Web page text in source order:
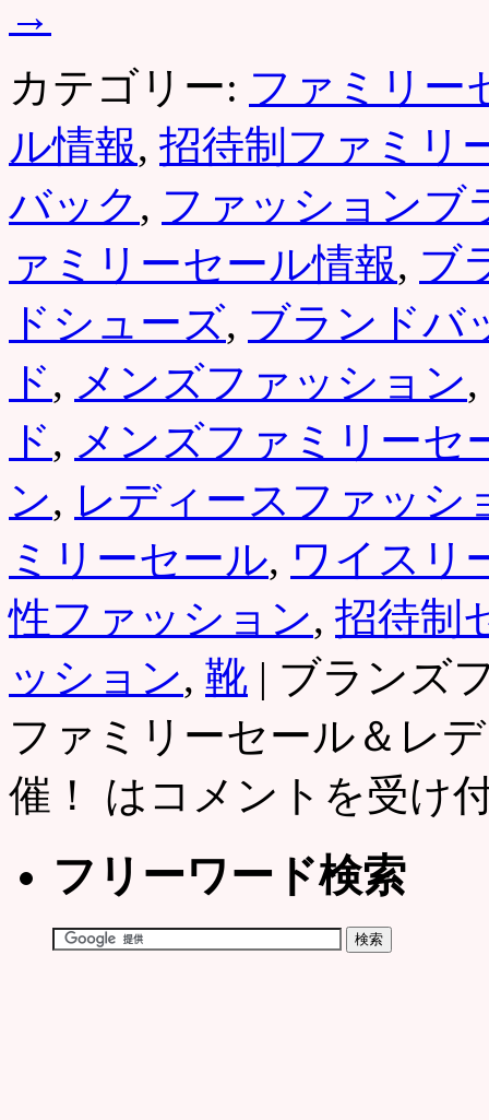
→
カテゴリー: ファミリー
ル情報, 招待制ファミリ
バック , ファッションブ
ァミリーセール情報, ブ
ドシューズ, ブランドバ
ド, メンズファッション,
ド, メンズファミリーセ
ン, レディースファッシ
ミリーセール, ワイスリ
性ファッション, 招待制
ッション, 靴 | ブランズ
ファミリーセール＆レ
催！ は コメントを受け
フリーワード検索